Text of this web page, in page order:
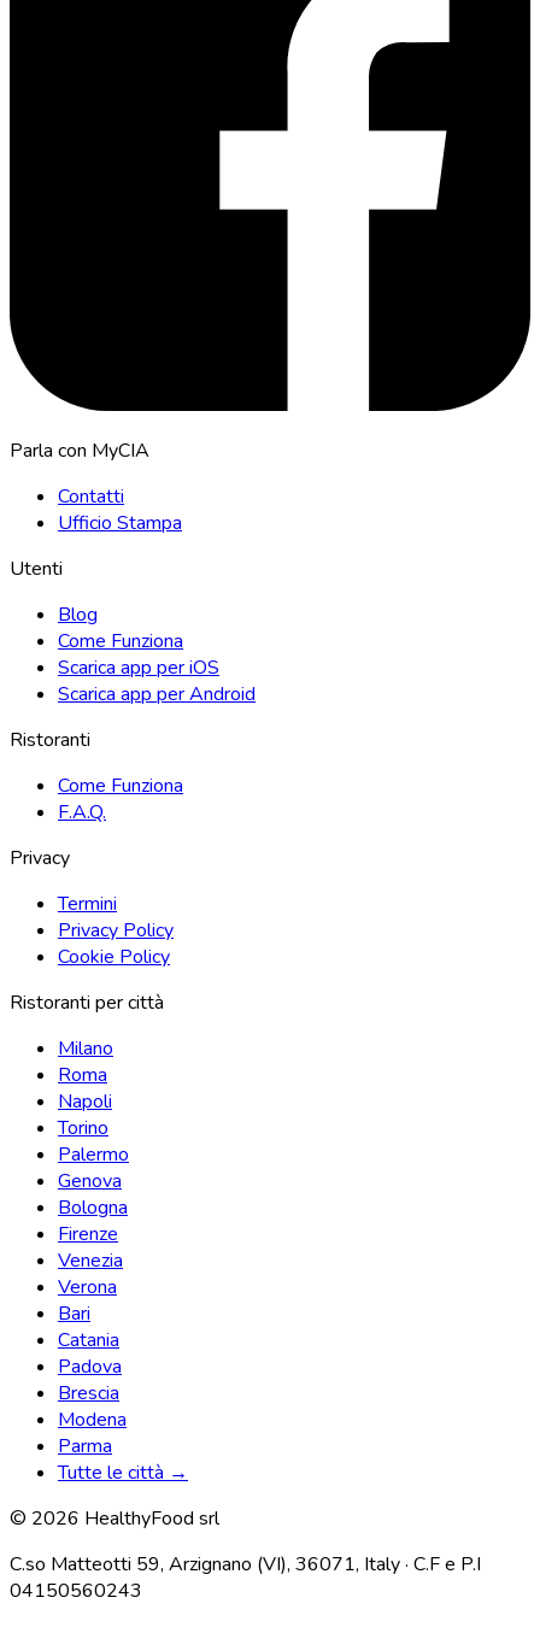
Parla con MyCIA
Contatti
Ufficio Stampa
Utenti
Blog
Come Funziona
Scarica app per iOS
Scarica app per Android
Ristoranti
Come Funziona
F.A.Q.
Privacy
Termini
Privacy Policy
Cookie Policy
Ristoranti per città
Milano
Roma
Napoli
Torino
Palermo
Genova
Bologna
Firenze
Venezia
Verona
Bari
Catania
Padova
Brescia
Modena
Parma
Tutte le città →
© 2026 HealthyFood srl
C.so Matteotti 59, Arzignano (VI), 36071, Italy · C.F e P.I
04150560243